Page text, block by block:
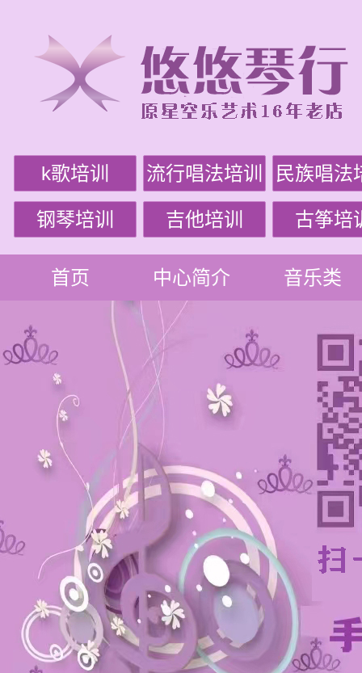
k歌培训 流行唱法培训 民族唱法
钢琴培训 吉他培训 古筝培
首页 中心简介 音乐类